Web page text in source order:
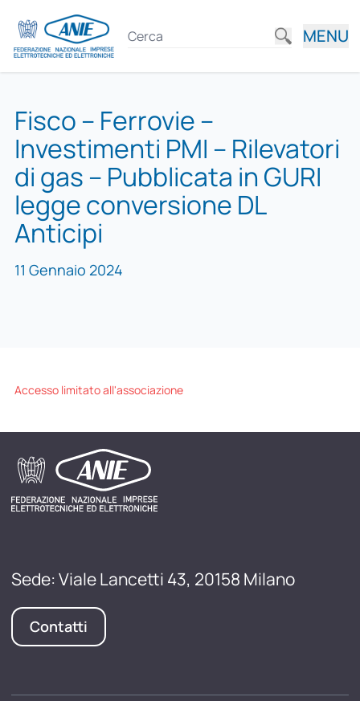
MENU
Fisco – Ferrovie –
Investimenti PMI – Rilevatori
di gas – Pubblicata in GURI
legge conversione DL
Anticipi
11 Gennaio 2024
Accesso limitato all'associazione
Sede: Viale Lancetti 43, 20158 Milano
Contatti